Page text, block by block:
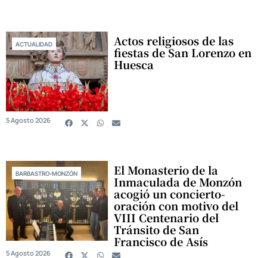
ACTUALIDAD Actos religiosos de las
fiestas de San Lorenzo en
Huesca
5 Agosto 2026
BARBASTRO-MONZÓN El Monasterio de la
Inmaculada de Monzón
acogió un concierto-
oración con motivo del
VIII Centenario del
Tránsito de San
Francisco de Asís
5 Agosto 2026